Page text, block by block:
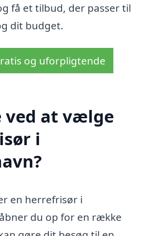
få et tilbud, der passer til
dit budget.
og uforpligtende
ved at vælge
i
en herrefrisør i
du op for en række